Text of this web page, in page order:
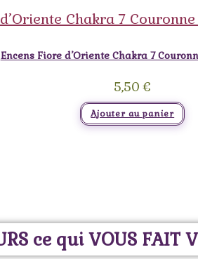
Encens Fiore d’Oriente Chakra 7
5,50€
Ajouter au panier
ce qui VOUS FAIT